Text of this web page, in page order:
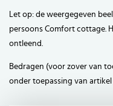
Let op: de weergegeven
persoons Comfort cottage.
ontleend.
Bedragen (voor zover van
onder toepassing van artikel